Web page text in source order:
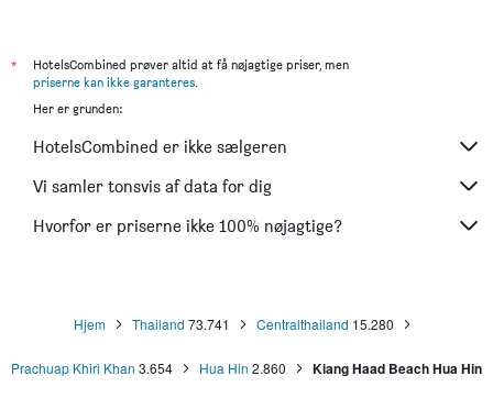
*
HotelsCombined prøver altid at få nøjagtige priser, men
priserne kan ikke garanteres.
Her er grunden:
HotelsCombined er ikke sælgeren
Vi samler tonsvis af data for dig
Hvorfor er priserne ikke 100% nøjagtige?
Hjem Thailand 73.741 Centralthailand 15.280
Prachuap Khiri Khan 3.654 Hua Hin 2.860 Kiang Haad Beach Hua Hin